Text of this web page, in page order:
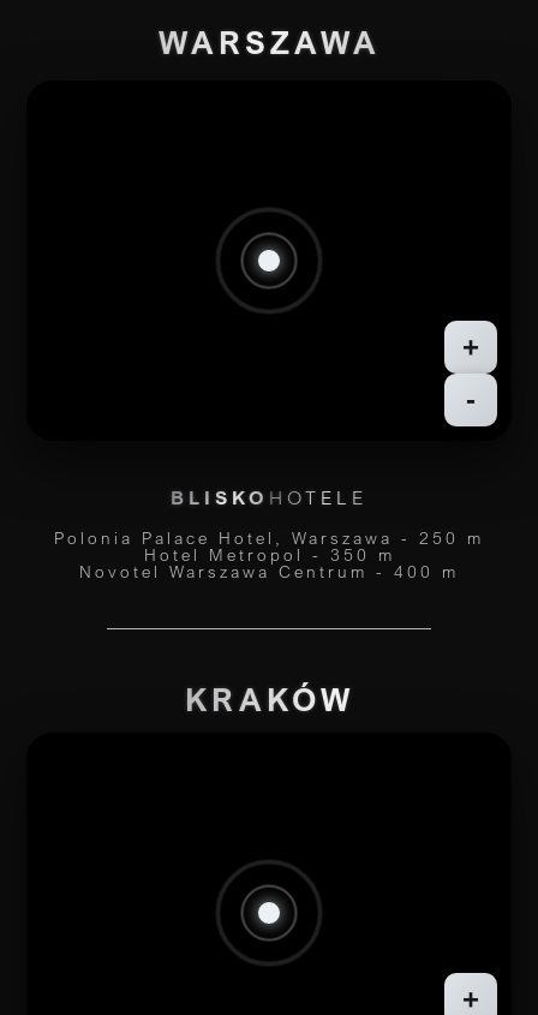
WARSZAWA
+
-
BLISKO HOTELE
Polonia Palace Hotel, Warszawa - 250 m
Hotel Metropol - 350 m
Novotel Warszawa Centrum - 400 m
KRAKÓW
+